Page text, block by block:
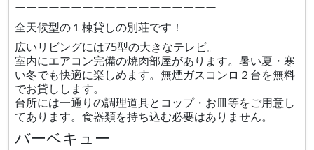
ーーーーーーーーーーーーーーーーーー
全天候型の１棟貸しの別荘です！
広いリビングには75型の大きなテレビ。
室内にエアコン完備の焼肉部屋があります。暑い夏・寒
い冬でも快適に楽しめます。無煙ガスコンロ２台を無料
でお貸しします。
台所には一通りの調理道具とコップ・お皿等をご用意し
てあります。食器類を持ち込む必要はありません。
バーベキュー